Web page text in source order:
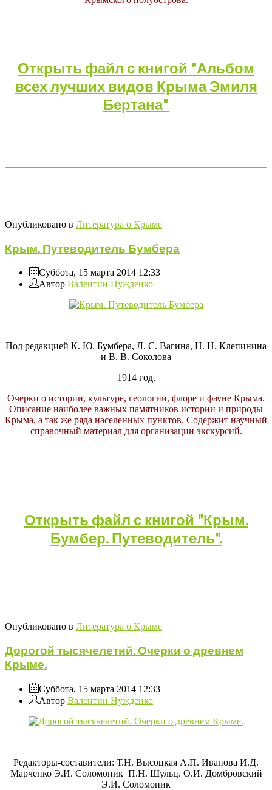
Открыть файл с книгой "Альбом
всех лучших видов Крыма Эмиля
Бертана"
Опубликовано в Литература о Крыме
Крым. Путеводитель Бумбера
Суббота, 15 марта 2014 12:33
Автор Валентин Нужденко
Под редакцией К. Ю. Бумбера, Л. С. Вагина, Н. Н. Клепинина
и В. В. Соколова
1914 год.
Очерки о истории, культуре, геологии, флоре и фауне Крыма.
Описание наиболее важных памятников истории и природы
Крыма, а так же ряда населенных пунктов. Содержит научный
справочный материал для организации экскурсий.
Открыть файл с книгой "Крым.
Бумбер. Путеводитель".
Опубликовано в Литература о Крыме
Дорогой тысячелетий. Очерки о древнем
Крыме.
Суббота, 15 марта 2014 12:33
Автор Валентин Нужденко
Редакторы-составители: Т.Н. Высоцкая А.П. Иванова И.Д.
Марченко Э.И. Соломоник П.Н. Шульц. О.И. Домбровский
Э.И. Соломоник